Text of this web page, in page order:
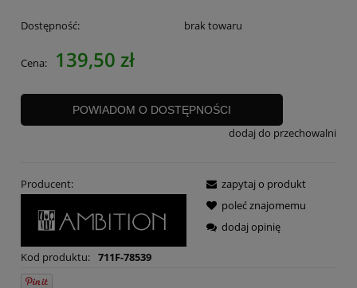
Dostępność: brak towaru
Cena: 139,50 zł
POWIADOM O DOSTĘPNOŚCI
dodaj do przechowalni
Producent:
Kod produktu: 711F-78539
zapytaj o produkt
poleć znajomemu
dodaj opinię